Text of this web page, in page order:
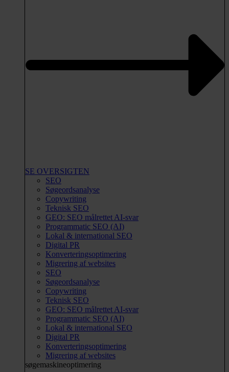
SE OVERSIGTEN
SEO
Søgeordsanalyse
Copywriting
Teknisk SEO
GEO: SEO målrettet AI-svar
Programmatic SEO (AI)
Lokal & international SEO
Digital PR
Konverteringsoptimering
Migrering af websites
SEO
Søgeordsanalyse
Copywriting
Teknisk SEO
GEO: SEO målrettet AI-svar
Programmatic SEO (AI)
Lokal & international SEO
Digital PR
Konverteringsoptimering
Migrering af websites
søgemaskineoptimering